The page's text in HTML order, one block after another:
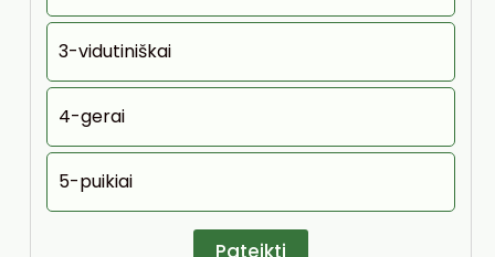
3-vidutiniškai
4-gerai
5-puikiai